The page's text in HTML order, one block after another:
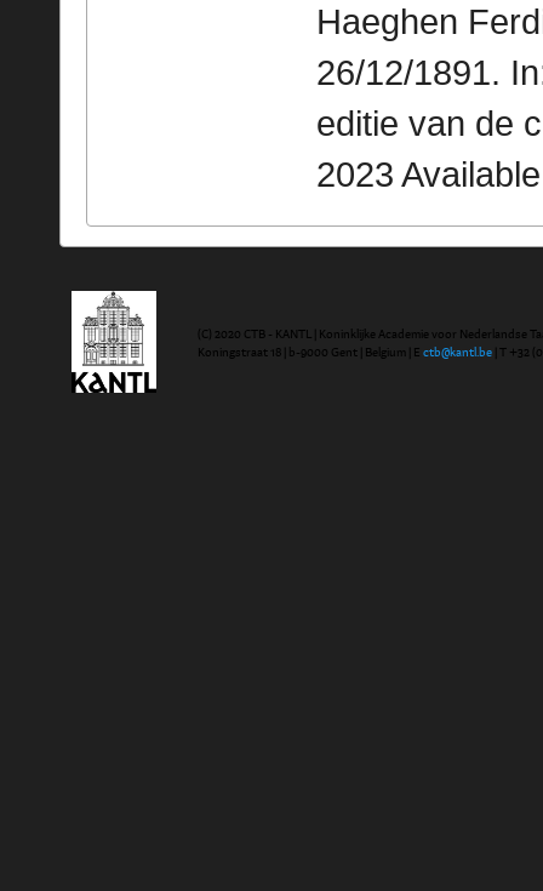
Haeghen
26/12/1891.
editie van de
2023
(C) 2020 CTB - KANTL | Koninklijke Academie voor Nederlandse
Koningstraat 18 | b-9000 Gent | Belgium | E ctb@kantl.be | T +32